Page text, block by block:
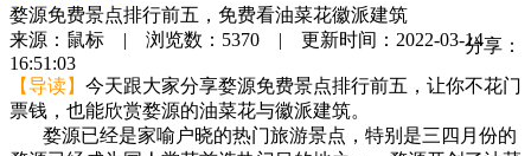
婺源免费景点排行前五，免费看油菜花徽派建筑
来源：鼠标 | 浏览数：5370 | 更新时间：2022-03-14
16:51:03
分享：
【导读】 今天跟大家分享婺源免费景点排行前五，让你不花门
票钱，也能欣赏婺源的油菜花与徽派建筑。
婺源已经是家喻户晓的热门旅游景点，特别是三四月份的